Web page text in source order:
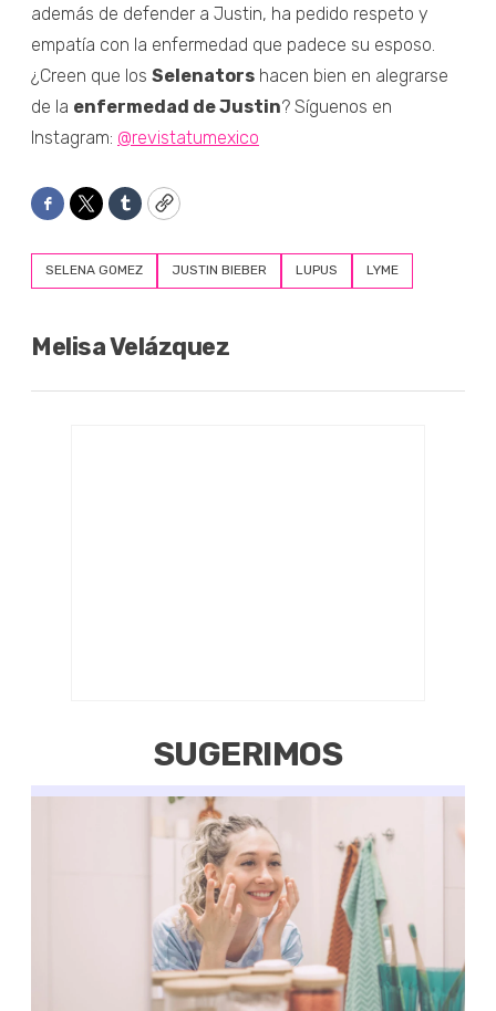
además de defender a Justin, ha pedido respeto y
empatía con la enfermedad que padece su esposo.
¿Creen que los Selenators hacen bien en alegrarse
de la enfermedad de Justin? Síguenos en
Instagram: @revistatumexico
Facebook
TwitterTumblrCopy
SELENA GOMEZ JUSTIN BIEBER LUPUS LYME
Melisa Velázquez
SUGERIMOS